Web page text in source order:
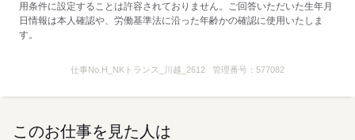
■安全表彰金支給あり（規定
■制服貸与
■車通勤OK
■資格取得支援制度あり
トラックの免許取得費用は
用条件に設定することは許容されておりません。ご回答いただいた生年月
日情報は本人確認や、労働基準法に沿った年齢かの確認に使用いたしま
す。
仕事No. H_NKトランス_川越_2612 管理番号：577082
このお仕事を見た人は